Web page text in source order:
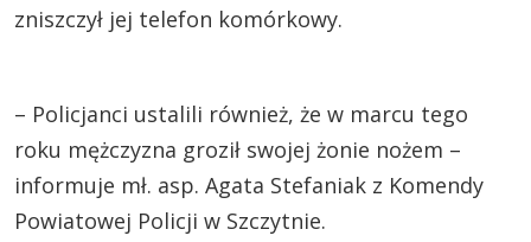
zniszczył jej telefon komórkowy.
– Policjanci ustalili również, że w marcu tego
roku mężczyzna groził swojej żonie nożem –
informuje mł. asp. Agata Stefaniak z Komendy
Powiatowej Policji w Szczytnie.